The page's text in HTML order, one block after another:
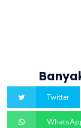
Twitter